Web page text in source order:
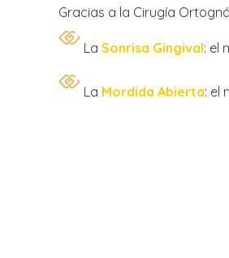
Gracias a la Cirugía
La Sonrisa Gingival: el
La Mordida Abierta: el